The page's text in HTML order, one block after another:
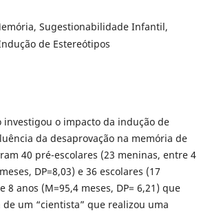
Sugestionabilidade Infantil,
de Estereótipos
investigou o impacto da indução de
da desaprovação na memória de
40 pré-escolares (23 meninas, entre 4
DP=8,03) e 36 escolares (17
8 anos (M=95,4 meses, DP= 6,21) que
um “cientista” que realizou uma